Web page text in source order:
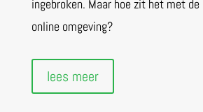
ingebroken. Maar hoe zit het met
online omgeving?
lees meer